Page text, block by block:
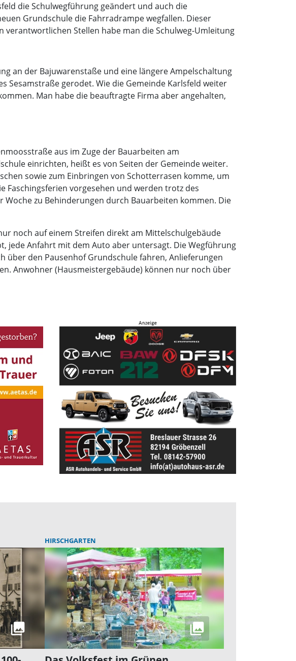
die Schulwegführung geändert und auch die
Grundschule die Fahrradrampe wegfallen. Dieser
Stellen habe man die Schulweg-Umleitung
an der Bajuwarenstaße und eine längere Ampelschaltung
Sesamstraße gerodet. Wie die Gemeinde Karlsfeld weiter
Man habe die beauftragte Firma aber angehalten,
aus im Zuge der Bauarbeiten am
einrichten, heißt es von Seiten der Gemeinde weiter.
sowie zum Einbringen von Schotterrasen komme, um
Faschingsferien vorgesehen und werden trotz des
zu Behinderungen durch Bauarbeiten kommen. Die
noch auf einem Streifen direkt am Mittelschulgebäude
jede Anfahrt mit dem Auto aber untersagt. Die Wegführung
über den Pausenhof Grundschule fahren, Anlieferungen
Anwohner (Hausmeistergebäude) können nur noch über
HIRSCHGARTEN